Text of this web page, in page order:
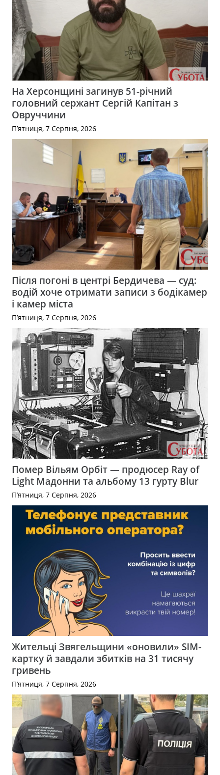
На Херсонщині загинув 51-річний
головний сержант Сергій Капітан з
Овруччини
П’ятниця, 7 Серпня, 2026
Після погоні в центрі Бердичева — суд:
водій хоче отримати записи з бодікамер
і камер міста
П’ятниця, 7 Серпня, 2026
Помер Вільям Орбіт — продюсер Ray of
Light Мадонни та альбому 13 гурту Blur
П’ятниця, 7 Серпня, 2026
Жительці Звягельщини «оновили» SIM-
картку й завдали збитків на 31 тисячу
гривень
П’ятниця, 7 Серпня, 2026